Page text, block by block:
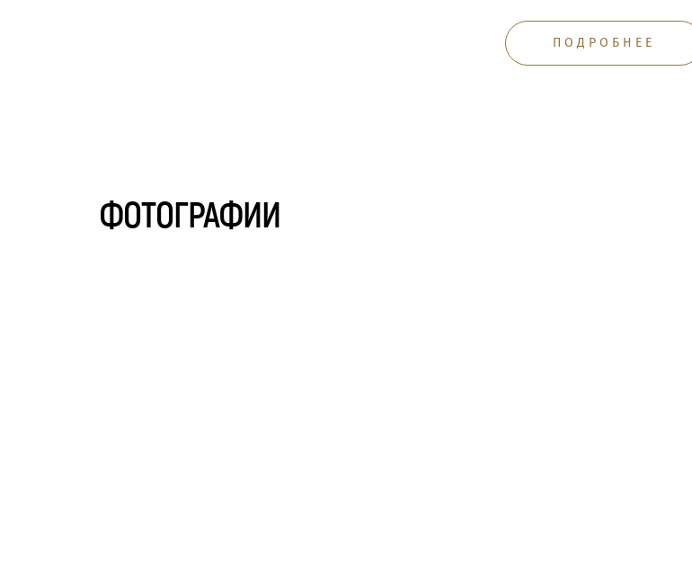
ПОДРОБНЕЕ
ФОТОГРАФИИ